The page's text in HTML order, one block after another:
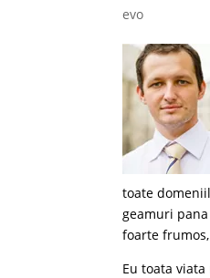
evo
toate
geamuri
foarte
Eu toata viata